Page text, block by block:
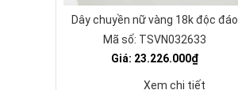
Dây chuyền nữ vàng 18k độc đáo
Mã số: TSVN032633
Giá: 23.226.000₫
Xem chi tiết